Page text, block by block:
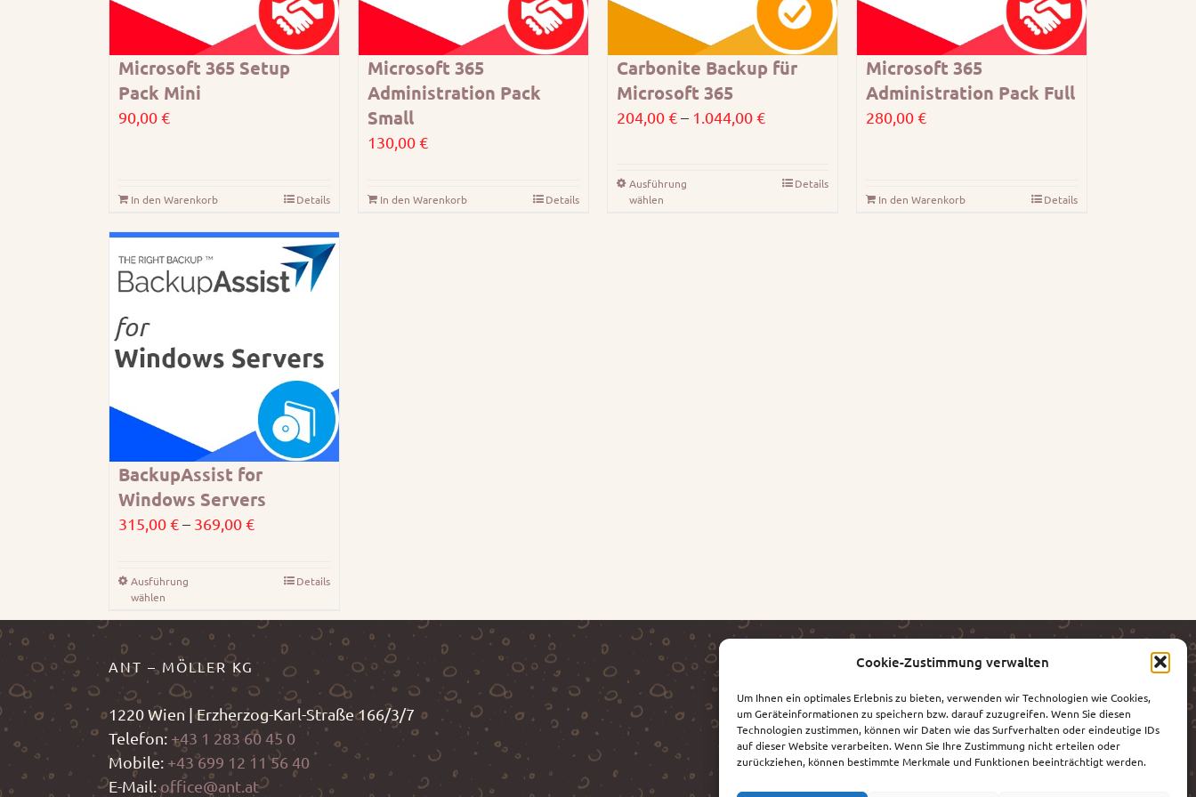
Cookie-Zustimmung verwalten
Um Ihnen ein optimales Erlebnis zu bieten, verwenden wir Technologien wie Cookies,
um Geräteinformationen zu speichern bzw. darauf zuzugreifen. Wenn Sie diesen
Technologien zustimmen, können wir Daten wie das Surfverhalten oder eindeutige IDs
auf dieser Website verarbeiten. Wenn Sie Ihre Zustimmung nicht erteilen oder
zurückziehen, können bestimmte Merkmale und Funktionen beeinträchtigt werden.
Microsoft 365 Setup
Pack Mini
90,00€
In den Warenkorb Details
Microsoft 365
Administration Pack
Small
130,00€
In den Warenkorb Details
Carbonite Backup für
Microsoft 365
204,00€– 1.044,00€Preisspanne:
1.044,00 €
Ausführung
wählen
Details
Microsoft 365
Administration Pack Full
280,00€
In den Warenkorb Details
BackupAssist for
Windows Servers
315,00€– 369,00€Preisspanne:
Ausführung
wählen
weist
mehrere
Varianten
auf.
Die
Optionen
können
Details
ANT – MÖLLER KG
1220 Wien | Erzherzog-Karl-Straße 166/3/7
Telefon: +43 1 283 60 45 0
Mobile: +43 699 12 11 56 40
E-Mail:office@ant.at